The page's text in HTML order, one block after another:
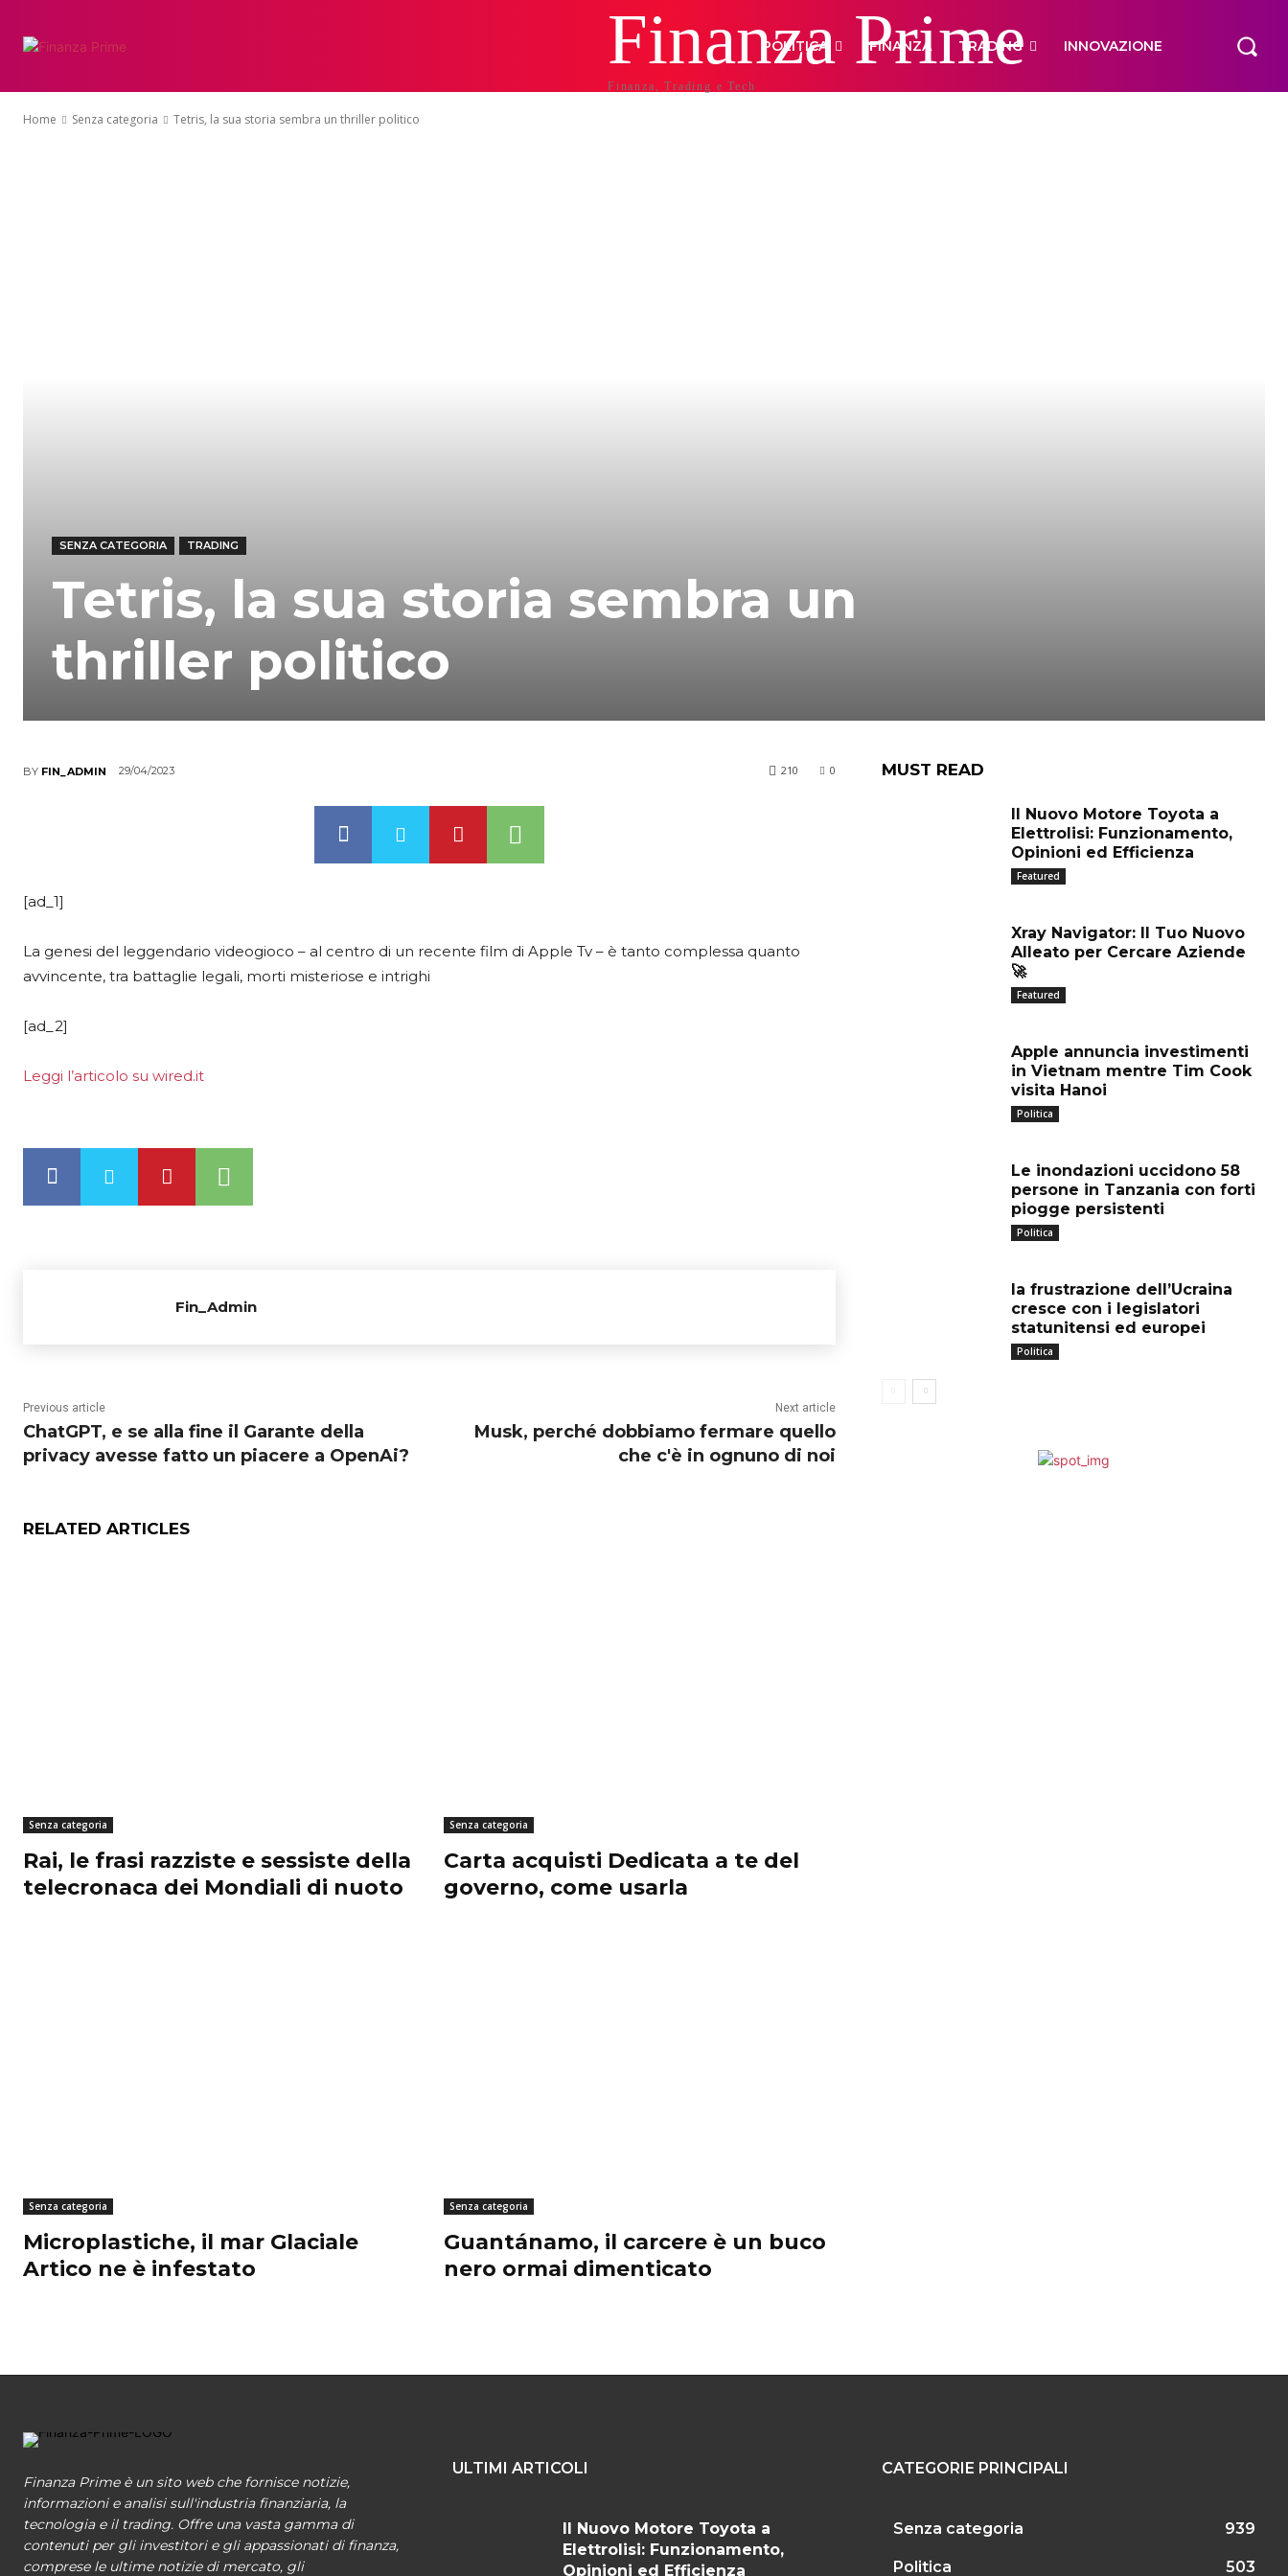
Finanza Prime
Finanza, Trading e Tech
POLITICA FINANZA TRADING INNOVAZIONE
Home Senza categoria Tetris, la sua storia sembra un thriller politico
SENZA CATEGORIA TRADING
Tetris, la sua storia sembra un
thriller politico
BY FIN_ADMIN 29/04/2023 0
210
[ad_1]
La genesi del leggendario videogioco – al centro di un recente film di Apple Tv – è tanto complessa quanto
avvincente, tra battaglie legali, morti misteriose e intrighi
[ad_2]
Leggi l’articolo su wired.it
Fin_Admin
Previous article
ChatGPT, e se alla fine il Garante della
privacy avesse fatto un piacere a OpenAi?
Next article
Musk, perché dobbiamo fermare quello
che c'è in ognuno di noi
RELATED ARTICLES
Senza categoria
Rai, le frasi razziste e sessiste della
telecronaca dei Mondiali di nuoto
Senza categoria
Carta acquisti Dedicata a te del
governo, come usarla
Senza categoria
Microplastiche, il mar Glaciale
Artico ne è infestato
Senza categoria
Guantánamo, il carcere è un buco
nero ormai dimenticato
MUST READ
Il Nuovo Motore Toyota a
Elettrolisi: Funzionamento,
Opinioni ed Efficienza
Featured
Xray Navigator: Il Tuo Nuovo
Alleato per Cercare Aziende
🚀
Featured
Apple annuncia investimenti
in Vietnam mentre Tim Cook
visita Hanoi
Politica
Le inondazioni uccidono 58
persone in Tanzania con forti
piogge persistenti
Politica
la frustrazione dell’Ucraina
cresce con i legislatori
statunitensi ed europei
Politica
Finanza Prime è un sito web che fornisce notizie,
informazioni e analisi sull'industria finanziaria, la
tecnologia e il trading. Offre una vasta gamma di
contenuti per gli investitori e gli appassionati di finanza,
comprese le ultime notizie di mercato, gli
ULTIMI ARTICOLI
Il Nuovo Motore Toyota a
Elettrolisi: Funzionamento,
Opinioni ed Efficienza
CATEGORIE PRINCIPALI
Senza categoria 939
Politica 503